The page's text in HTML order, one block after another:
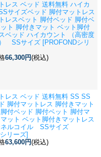
レス ベッド 送料無料 ハイカ
サイズベッド 脚付マットレス
レスベット 脚付ベッド 脚付ベ
ト 脚付きマット ベット 脚付
ベッド ハイカウント （高密度
SSサイズ [PROFONDシリ
66,300円(税込)
レス ベッド 送料無料 SS SS
脚付マットレス 脚付きマット
付ベッド 脚付ベット 脚付マ
ット ベット 脚付きマットレス
ネルコイル SSサイズ
リーズ]
63,600円(税込)